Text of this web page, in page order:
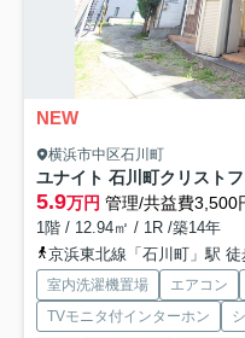
NEW
横浜市中区石川町
ユナイト 石川町クリスト
5.9万円 管理/共益費3,500
1階 / 12.94㎡ / 1R /築14年
京浜東北線「石川町」駅 徒
室内洗濯機置場 エアコン
TVモニタ付インターホン